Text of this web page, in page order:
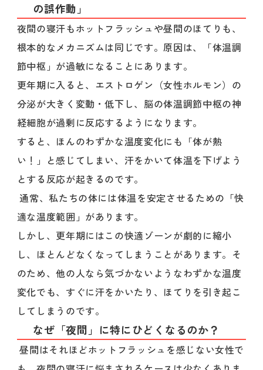
の誤作動」
夜間の寝汗もホットフラッシュや昼間のほてりも、
根本的なメカニズムは同じです。原因は、「体温調
節中枢」が過敏になることにあります。
更年期に入ると、エストロゲン（女性ホルモン）の
分泌が大きく変動・低下し、脳の体温調節中枢の神
経細胞が過剰に反応するようになります。
すると、ほんのわずかな温度変化にも「体が熱
い！」と感じてしまい、汗をかいて体温を下げよう
とする反応が起きるのです。
通常、私たちの体には体温を安定させるための「快
適な温度範囲」があります。
しかし、更年期にはこの快適ゾーンが劇的に縮小
し、ほとんどなくなってしまうことがあります。そ
のため、他の人なら気づかないようなわずかな温度
変化でも、すぐに汗をかいたり、ほてりを引き起こ
してしまうのです。
なぜ「夜間」に特にひどくなるのか？
昼間はそれほどホットフラッシュを感じない女性で